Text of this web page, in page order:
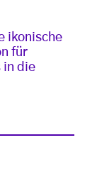
ikonische
für
in die